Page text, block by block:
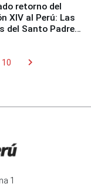
retorno del
XIV al Perú: Las
del Santo Padre
10 chevron_right
1